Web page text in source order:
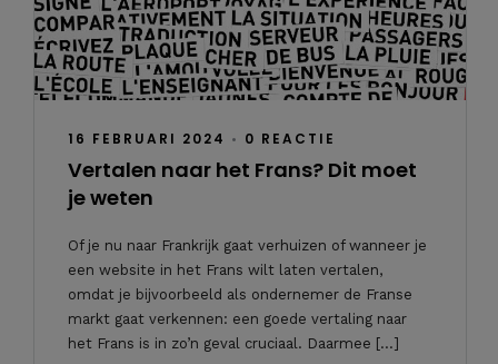
16 FEBRUARI 2024 • 0 REACTIE
Vertalen naar het Frans? Dit moet
je weten
Of je nu naar Frankrijk gaat verhuizen of wanneer je
een website in het Frans wilt laten vertalen,
omdat je bijvoorbeeld als ondernemer de Franse
markt gaat verkennen: een goede vertaling naar
het Frans is in zo’n geval cruciaal. Daarmee […]